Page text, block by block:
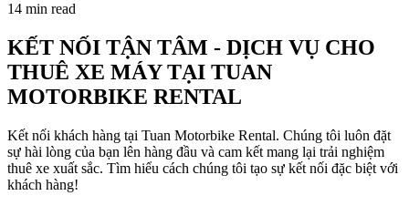
14 min read
KẾT NỐI TẬN TÂM - DỊCH VỤ CHO
THUÊ XE MÁY TẠI TUAN
MOTORBIKE RENTAL
Kết nối khách hàng tại Tuan Motorbike Rental. Chúng tôi luôn đặt
sự hài lòng của bạn lên hàng đầu và cam kết mang lại trải nghiệm
thuê xe xuất sắc. Tìm hiểu cách chúng tôi tạo sự kết nối đặc biệt với
khách hàng!